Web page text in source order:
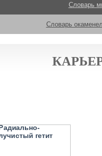
Словарь
Словарь